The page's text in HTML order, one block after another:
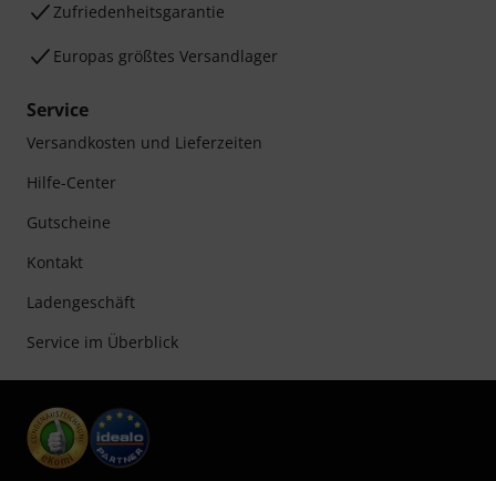
Zufriedenheitsgarantie
Europas größtes Versandlager
Service
Versandkosten und Lieferzeiten
Hilfe-Center
Gutscheine
Kontakt
Ladengeschäft
Service im Überblick